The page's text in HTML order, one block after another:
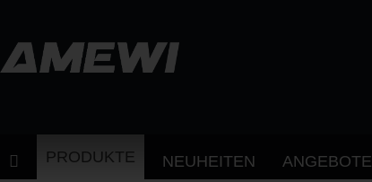
PRODUKTE NEUHEITEN ANGEBOTE